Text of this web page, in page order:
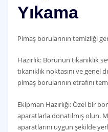
Yıkama
Pimaş borularının temizliği
Hazırlık: Borunun tıkanıklık
tıkanıklık noktasını ve
pimaş borularının etrafını
Ekipman Hazırlığı: Özel bir
aparatlarla donatılmış olun.
aparatlarını uygun şekilde